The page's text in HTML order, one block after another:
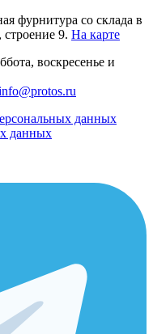
фурнитура со склада в
9. На карте
воскресенье и
данных
данных